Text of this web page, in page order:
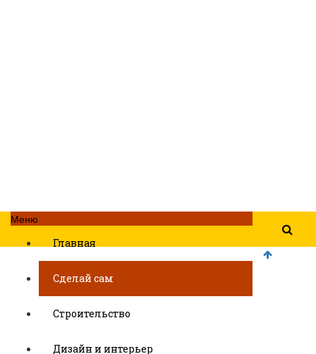
Меню
Главная
Сделай сам
Строительство
Дизайн и интерьер